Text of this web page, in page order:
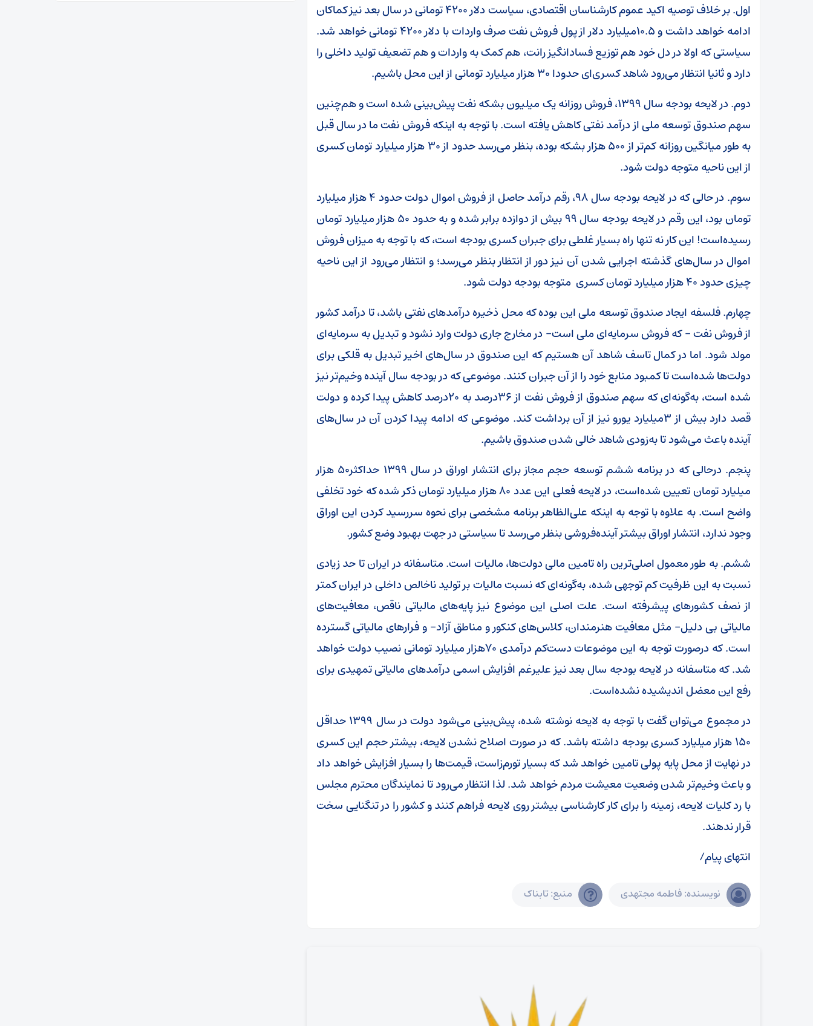
اول. بر خلاف توصیه اکید عموم کارشناسان اقتصادی، سیاست دلار 4200 تومانی در سال بعد نیز کماکان
ادامه خواهد داشت و 10.5میلیارد دلار از پول فروش نفت صرف واردات با دلار 4200 تومانی خواهد شد.
سیاستی که اولا در دل خود هم توزیع فسادانگیز رانت، هم کمک به واردات و هم تضعیف تولید داخلی را
دارد و ثانیا انتظار می‌رود شاهد کسری‌ای حدودا 30 هزار میلیارد تومانی از این محل باشیم.
دوم. در لایحه بودجه سال 1399، فروش روزانه یک‌ میلیون بشکه نفت پیش‌بینی شده است و هم‌چنین
سهم صندوق توسعه ملی از درآمد نفتی کاهش یافته است. با توجه به اینکه فروش نفت ما در سال قبل
به طور میانگین روزانه کم‌تر از 500 هزار بشکه بوده، بنظر می‌رسد حدود از 30 هزار میلیارد تومان کسری
از این ناحیه متوجه دولت شود.
سوم. در حالی که در لایحه بودجه سال 98، رقم درآمد حاصل از فروش اموال دولت حدود 4 هزار میلیارد
تومان بود، این رقم در لایحه بودجه سال 99 بیش از دوازده برابر شده و به حدود 50 هزار میلیارد تومان
رسیده‌است! این کار نه تنها راه بسیار غلطی برای جبران کسری بودجه است، که با توجه به میزان فروش
اموال در سال‌های گذشته اجرایی شدن آن نیز دور از انتظار بنظر می‌رسد؛ و انتظار می‌رود از این ناحیه
چیزی حدود 40 هزار میلیارد تومان کسری متوجه بودجه دولت شود.
چهارم. فلسفه ایجاد صندوق توسعه ملی این بوده که محل ذخیره درآمدهای نفتی باشد، تا درآمد کشور
از فروش نفت – که فروش سرمایه‌ای ملی است- در مخارج جاری دولت وارد نشود و تبدیل به سرمایه‌ای
مولد شود. اما در کمال تاسف شاهد آن هستیم که این صندوق در سال‌های اخیر تبدیل به قلکی برای
دولت‌ها شده‌است تا کمبود منابع خود را از آن جبران کنند. موضوعی که در بودجه سال آینده وخیم‌تر نیز
شده است، به‌گونه‌ای که سهم صندوق از فروش نفت از 36درصد به 20درصد کاهش پیدا کرده و دولت
قصد دارد بیش از 3میلیارد یورو نیز از آن برداشت کند. موضوعی که ادامه پیدا کردن آن در سال‌های
آینده باعث می‌شود تا به‌زودی شاهد خالی شدن صندوق باشیم.
پنجم. درحالی که در برنامه ششم توسعه حجم مجاز برای انتشار اوراق در سال 1399 حداکثر50 هزار
میلیارد تومان تعیین شده‌است، در لایحه فعلی این عدد 80 هزار میلیارد تومان ذکر شده که خود تخلفی
واضح است. به علاوه با توجه به اینکه علی‌الظاهر برنامه مشخصی برای نحوه سررسید کردن این اوراق
وجود ندارد، انتشار اوراق بیشتر آینده‌فروشی بنظر می‌رسد تا سیاستی در جهت بهبود وضع کشور.
ششم. به طور معمول اصلی‌‌ترین راه تامین مالی دولت‌ها، مالیات است. متاسفانه در ایران تا حد زیادی
نسبت به این ظرفیت کم توجهی شده‌، به‌گونه‌ای که نسبت مالیات بر تولید ناخالص داخلی در ایران کمتر
از نصف کشورهای پیشرفته است. علت اصلی این موضوع نیز پایه‌های مالیاتی ناقص، معافیت‌های
مالیاتی بی دلیل- مثل معافیت‌ هنرمندان، کلاس‌های کنکور و مناطق آزاد- و فرارهای مالیاتی گسترده
است. که درصورت توجه به این موضوعات دست‌کم درآمدی 70هزار میلیارد تومانی نصیب دولت خواهد
شد. که متاسفانه در لایحه بودجه سال بعد نیز علیرغم افزایش اسمی درآمدهای مالیاتی تمهیدی برای
رفع این معضل اندیشیده نشده‌است.
در مجموع می‌توان گفت با توجه به لایحه نوشته شده، پیش‌بینی می‌شود دولت در سال 1399 حداقل
150 هزار میلیارد کسری بودجه داشته باشد. که در صورت اصلاح نشدن لایحه، بیشتر حجم این کسری
در نهایت از محل پایه پولی تامین خواهد شد که بسیار تورم‌زاست، قیمت‌ها را بسیار افزایش خواهد داد
و باعث وخیم‌تر شدن وضعیت معیشت مردم خواهد شد. لذا انتظار می‌رود تا نمایندگان محترم مجلس
با رد کلیات لایحه، زمینه را برای کار کارشناسی بیشتر روی لایحه فراهم کنند و کشور را در تنگنایی سخت
قرار ندهند.
انتهای پیام/
نویسنده: فاطمه مجتهدی منبع: تابناک